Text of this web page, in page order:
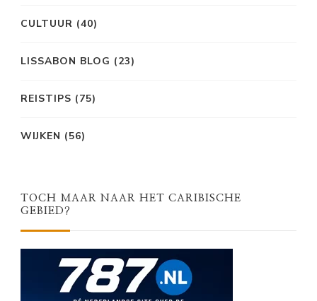
CULTUUR (40)
LISSABON BLOG (23)
REISTIPS (75)
WIJKEN (56)
TOCH MAAR NAAR HET CARIBISCHE
GEBIED?